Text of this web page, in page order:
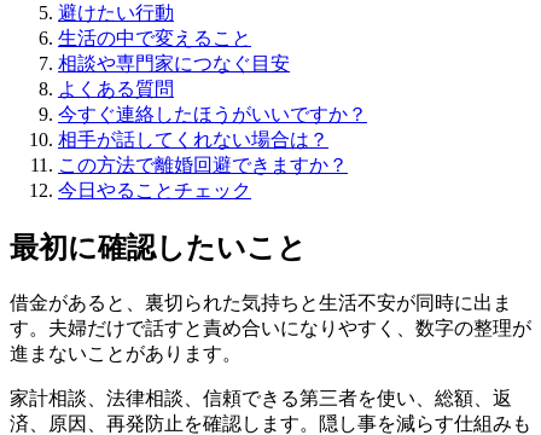
避けたい行動
生活の中で変えること
相談や専門家につなぐ目安
よくある質問
今すぐ連絡したほうがいいですか？
相手が話してくれない場合は？
この方法で離婚回避できますか？
今日やることチェック
最初に確認したいこと
借金があると、裏切られた気持ちと生活不安が同時に出ま
す。夫婦だけで話すと責め合いになりやすく、数字の整理が
進まないことがあります。
家計相談、法律相談、信頼できる第三者を使い、総額、返
済、原因、再発防止を確認します。隠し事を減らす仕組みも